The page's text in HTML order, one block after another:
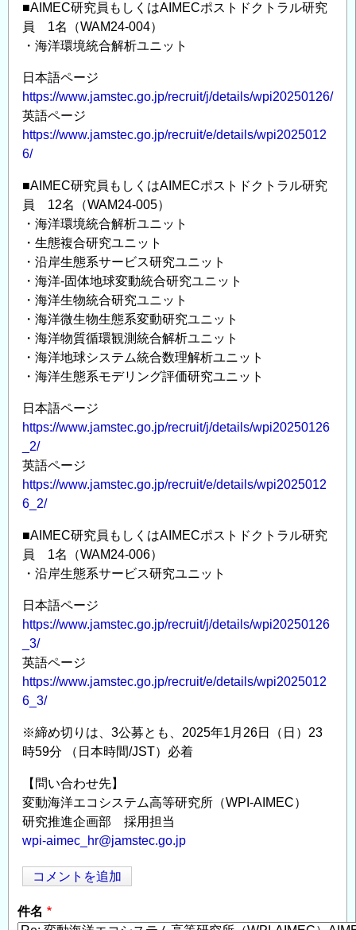
■AIMEC研究員もしくはAIMECポストドクトラル研究
員 1名（WAM24-004）
・海洋環境統合解析ユニット
日本語ページ
https://www.jamstec.go.jp/recruit/j/details/wpi20250126/
英語ページ
https://www.jamstec.go.jp/recruit/e/details/wpi2025012
6/
■AIMEC研究員もしくはAIMECポストドクトラル研究
員 12名（WAM24-005）
・海洋環境統合解析ユニット
・生態複合研究ユニット
・沿岸生態系サービス研究ユニット
・海洋-固体地球変動統合研究ユニット
・海洋生物統合研究ユニット
・海洋微生物生態系変動研究ユニット
・海洋物質循環観測統合解析ユニット
・海洋地球システム統合数理解析ユニット
・海洋生態系モデリング評価研究ユニット
日本語ページ
https://www.jamstec.go.jp/recruit/j/details/wpi20250126
_2/
英語ページ
https://www.jamstec.go.jp/recruit/e/details/wpi2025012
6_2/
■AIMEC研究員もしくはAIMECポストドクトラル研究
員 1名（WAM24-006）
・沿岸生態系サービス研究ユニット
日本語ページ
https://www.jamstec.go.jp/recruit/j/details/wpi20250126
_3/
英語ページ
https://www.jamstec.go.jp/recruit/e/details/wpi2025012
6_3/
※締め切りは、3公募とも、2025年1月26日（日）23
時59分 （日本時間/JST）必着
【問い合わせ先】
変動海洋エコシステム高等研究所（WPI-AIMEC）
研究推進企画部 採用担当
wpi-aimec_hr@jamstec.go.jp
コメントを追加
件名